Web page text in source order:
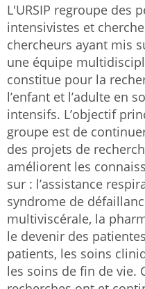
L'URSIP regroupe des
intensivistes et
chercheurs ayant mis
une équipe
constitue pour la
l’enfant et l’adulte en
intensifs. L’objectif
groupe est de
des projets de
améliorent les
sur : l’assistance
syndrome de
multiviscérale, la
le devenir des
patients, les soins
les soins de fin de vie.